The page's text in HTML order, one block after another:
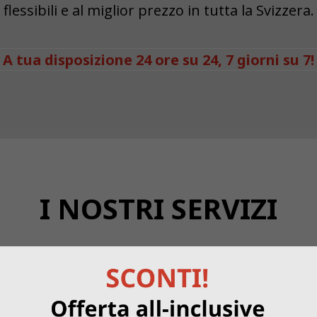
A tua disposizione 24 ore su 24, 7 giorni su 7!
flessibili e al miglior prezzo in tutta la Svizzera.
I NOSTRI SERVIZI
o Indirizzo di